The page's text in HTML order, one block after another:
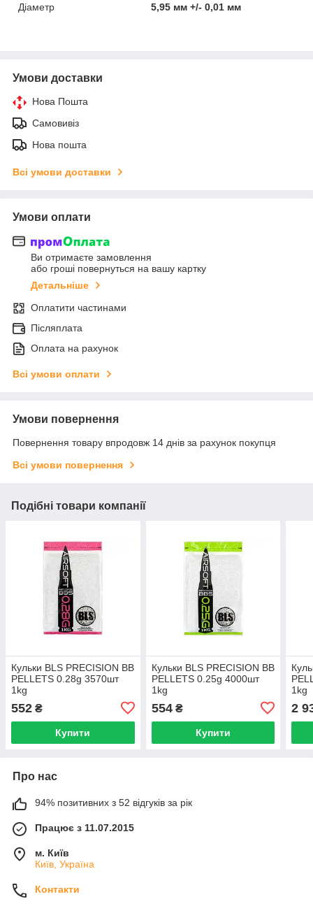
Діаметр
5,95 мм +/- 0,01 мм
Умови доставки
Нова Пошта
Самовивіз
Нова пошта
Всі умови доставки
Умови оплати
Ви отримаєте замовлення
або гроші повернуться на вашу картку
Детальніше
Оплатити частинами
Післяплата
Оплата на рахунок
Всі умови оплати
Умови повернення
Повернення товару впродовж 14 днів за рахунок покупця
Всі умови повернення
Подібні товари компанії
Кульки BLS PRECISION BB
PELLETS 0.28g 3570шт
1kg
552 ₴
Купити
Кульки BLS PRECISION BB
PELLETS 0.25g 4000шт
1kg
554₴
Купити
1kg
2
Про нас
94% позитивних з 52 відгуків за рік
Працює з 11.07.2015
м. Київ
Київ, Україна
Контакти